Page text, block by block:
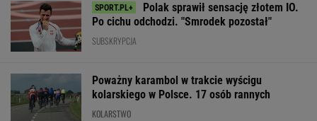
Polak sprawił sensację złotem IO.
Po cichu odchodzi. "Smrodek pozostał"
SUBSKRYPCJA
Poważny karambol w trakcie wyścigu
kolarskiego w Polsce. 17 osób rannych
KOLARSTWO